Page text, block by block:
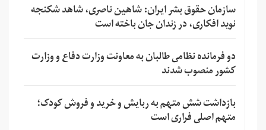
سازمان حقوق بشر ایران: شاهین ناصری، شاهد شکنجه
نوید افکاری، در زندان جان باخته است
دو فرمانده نظامی طالبان به معاونت وزارت دفاع و وزارت
کشور منصوب شدند
بازداشت شش متهم به ربایش و خرید و فروش کودک؛
متهم اصلی فراری است